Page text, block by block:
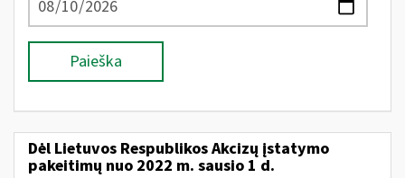
Paieška
Dėl Lietuvos Respublikos Akcizų įstatymo
pakeitimų nuo 2022 m. sausio 1 d.